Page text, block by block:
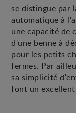
se distingue par
automatique à
une capacité de
d'une benne à
pour les petits
fermes. Par
sa simplicité
font un